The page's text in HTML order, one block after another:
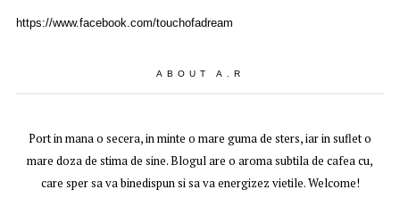
https://www.facebook.com/touchofadream
ABOUT A.R
Port in mana o secera, in minte o mare guma de sters, iar in suflet o
mare doza de stima de sine. Blogul are o aroma subtila de cafea cu,
care sper sa va binedispun si sa va energizez vietile. Welcome!